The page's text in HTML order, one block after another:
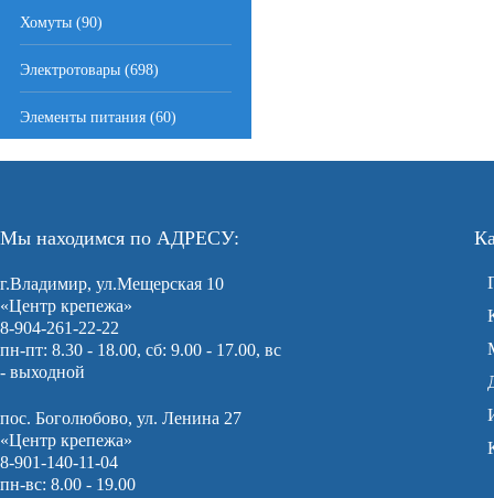
Хомуты (90)
Электротовары (698)
Элементы питания (60)
Мы находимся по АДРЕСУ:
г.Владимир, ул.Мещерская 10
«Центр крепежа»
8-904-261-22-22
пн-пт: 8.30 - 18.00, сб: 9.00 - 17.00, вс
- выходной
пос. Боголюбово, ул. Ленина 27
«Центр крепежа»
8-901-140-11-04
пн-вс: 8.00 - 19.00